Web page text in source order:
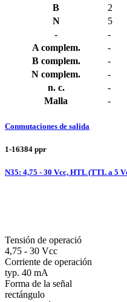
B
2
N
5
-
-
A complem.
-
B complem.
-
N complem.
-
n. c.
-
Malla
-
Conmutaciones de salida
1-16384 ppr
N35: 4,75 - 30 Vcc, HTL (TTL a 5
Tensión de operació
4,75 - 30 Vcc
Corriente de operación
typ. 40 mA
Forma de la señal
rectángulo